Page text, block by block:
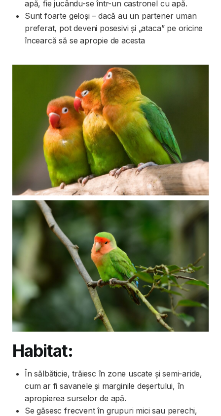
apă, fie jucându-se într-un castronel cu apă.
Sunt foarte geloși – dacă au un partener uman
preferat, pot deveni posesivi și „ataca” pe oricine
încearcă să se apropie de acesta
Habitat:
În sălbăticie, trăiesc în zone uscate și semi-aride,
cum ar fi savanele și marginile deșertului, în
apropierea surselor de apă.
Se găsesc frecvent în grupuri mici sau perechi,